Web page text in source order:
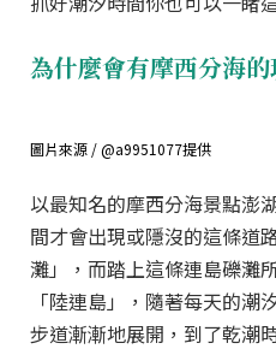
為什麼會有摩西分海的
圖片來源 / @a9951077提供
以最知名的摩西分海景點澎
間才會出現或隱沒的這條道
灘」，而踏上這條連島礫灘
「陸連島」，隨著每天的
步道漸漸地展開，到了乾潮